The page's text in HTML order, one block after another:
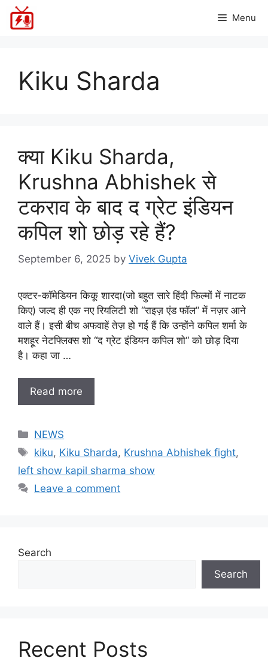
Skip
Menu
Kiku Sharda
क्या Kiku Sharda,
Krushna Abhishek से
टकराव के बाद द ग्रेट इंडियन
कपिल शो छोड़ रहे हैं?
September 6, 2025 by Vivek Gupta
एक्टर-कॉमेडियन किकू शारदा(जो बहुत सारे हिंदी फिल्मों में नाटक
किए) जल्द ही एक नए रियलिटी शो “राइज़ एंड फॉल” में नज़र आने
वाले हैं। इसी बीच अफवाहें तेज़ हो गई हैं कि उन्होंने कपिल शर्मा के
मशहूर नेटफ्लिक्स शो “द ग्रेट इंडियन कपिल शो“ को छोड़ दिया
है। कहा जा …
Read more
Categories
NEWS
Tags
kiku, Kiku Sharda, Krushna Abhishek fight,
left show kapil sharma show
Leave a comment
Search
Search
Recent Posts